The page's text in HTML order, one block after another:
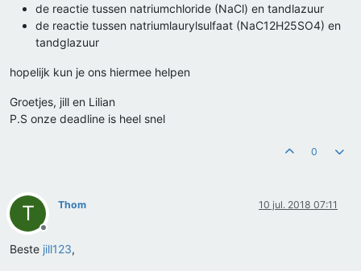
de reactie tussen natriumchloride (NaCl) en tandlazuur
de reactie tussen natriumlaurylsulfaat (NaC12H25SO4) en
tandglazuur
hopelijk kun je ons hiermee helpen
Groetjes, jill en Lilian
P.S onze deadline is heel snel
0
T
Offline
Thom 10 jul. 2018 07:11
Beste jill123,